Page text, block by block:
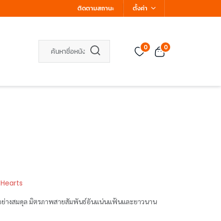
ติดตามสถานะ ตั้งค่า
0 0
Hearts
ย่างสมดุล มิตรภาพสายสัมพันธ์อันแน่นแฟ้นและยาวนาน